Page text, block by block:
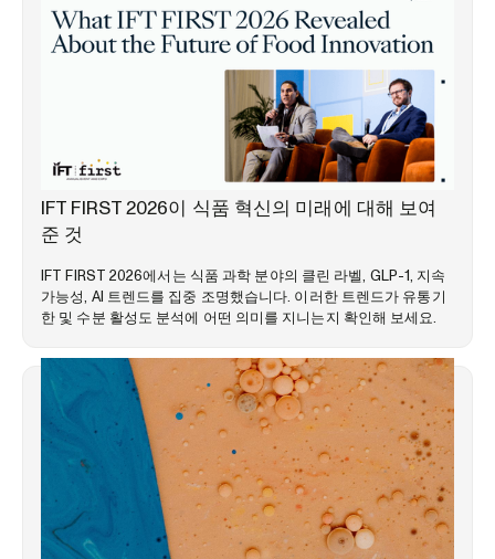
시장 동향
IFT FIRST 2026이 식품 혁신의 미래에 대해 보여
준 것
IFT FIRST 2026에서는 식품 과학 분야의 클린 라벨, GLP-1, 지속
가능성, AI 트렌드를 집중 조명했습니다. 이러한 트렌드가 유통기
한 및 수분 활성도 분석에 어떤 의미를 지니는지 확인해 보세요.